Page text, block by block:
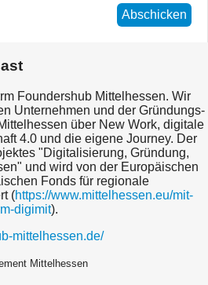
Abschicken
Foundershub Mittelhessen. Wir
Unternehmen und der Gründungs-
über New Work, digitale
4.0 und die eigene Journey. Der
"Digitalisierung, Gründung,
und wird von der Europäischen
Fonds für regionale
(https://www.mittelhessen.eu/mit-
digimit).
mittelhessen.de/
Mittelhessen